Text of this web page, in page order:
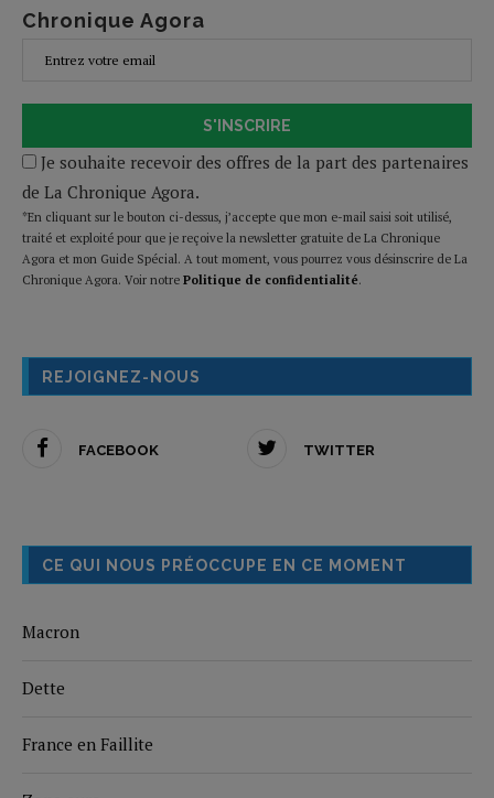
Chronique Agora
S'INSCRIRE
Je souhaite recevoir des offres de la part des partenaires
de La Chronique Agora.
*En cliquant sur le bouton ci-dessus, j’accepte que mon e-mail saisi soit utilisé,
traité et exploité pour que je reçoive la newsletter gratuite de La Chronique
Agora et mon Guide Spécial. A tout moment, vous pourrez vous désinscrire de La
Chronique Agora. Voir notre Politique de confidentialité.
REJOIGNEZ-NOUS
FACEBOOK TWITTER
CE QUI NOUS PRÉOCCUPE EN CE MOMENT
Macron
Dette
France en Faillite